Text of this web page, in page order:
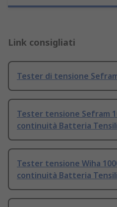
Link consigliati
Tester di tensione
Tester tensione Sefram
continuità Batteria
Tester tensione Wiha
continuità Batteria